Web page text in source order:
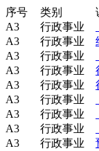
序号 类别
A3
行政事业
A3
行政事业
A3
行政事业
A3
行政事业
A3
行政事业
A3
行政事业
A3
行政事业
A3
行政事业
A3
行政事业